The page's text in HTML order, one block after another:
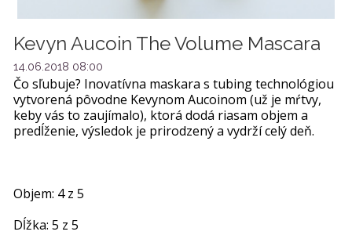
Kevyn Aucoin The Volume Mascara
14.06.2018 08:00
Čo sľubuje? Inovatívna maskara s tubing technológiou
vytvorená pôvodne Kevynom Aucoinom (už je mŕtvy,
keby vás to zaujímalo), ktorá dodá riasam objem a
predĺženie, výsledok je prirodzený a vydrží celý deň.
Objem: 4 z 5
Dĺžka: 5 z 5